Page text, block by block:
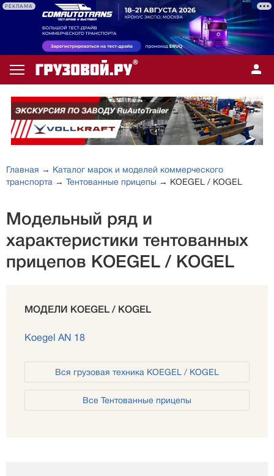
РЕКЛАМА
Главная → Каталог марок и моделей коммерческого
транспорта → Тентованные прицепы → KOEGEL / KOGEL
Модельный ряд и
характеристики тентованных
прицепов KOEGEL / KOGEL
МОДЕЛИ KOEGEL / KOGEL
Koegel AN 18
Вся грузовая техника KOEGEL / KOGEL
Все Тентованные прицепы